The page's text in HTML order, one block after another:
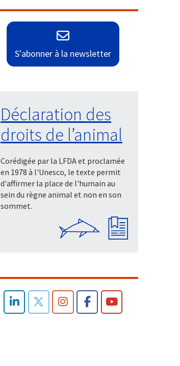
S'abonner à la newsletter
Déclaration des
droits de l’animal
Corédigée par la LFDA et proclamée
en 1978 à l'Unesco, le texte permit
d'affirmer la place de l'humain au
sein du règne animal et non en son
sommet.